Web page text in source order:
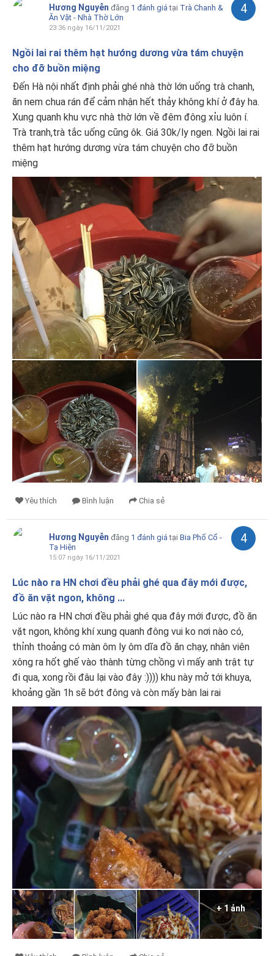
Hương Nguyễn đăng 1 đánh giá tại Trà Chanh &
Ăn Vặt - Nhà Thờ Lớn
23:36 ngày 16/11/2021
4
Ngồi lai rai thêm hạt hướng dương vừa tám chuyện
cho đỡ buồn miệng
Đến Hà nội nhất định phải ghé nhà thờ lớn uống trà chanh,
ăn nem chua rán để cảm nhận hết thảy không khí ở đây ha.
Xung quanh khu vực nhà thờ lớn về đêm đông xỉu luôn í.
Trà tranh,trà tắc uống cũng ôk. Giá 30k/ly ngen. Ngồi lai rai
thêm hạt hướng dương vừa tám chuyện cho đỡ buồn
miệng
Yêu thích Bình luận Chia sẻ
Hương Nguyễn đăng 1 đánh giá tại Bia Phố Cổ -
Tạ Hiện
15:07 ngày 16/11/2021
4
Lúc nào ra HN chơi đều phải ghé qua đây mới được,
đồ ăn vặt ngon, không ...
Lúc nào ra HN chơi đều phải ghé qua đây mới được, đồ ăn
vặt ngon, không khí xung quanh đông vui ko nơi nào có,
thỉnh thoảng có màn ôm ly ôm dĩa đồ ăn chạy, nhân viên
xông ra hốt ghế vào thành từng chồng vì mấy anh trật tự
đi qua, xong rồi đâu lại vào đây :)))) khu này mở tới khuya,
khoảng gần 1h sẽ bớt đông và còn mấy bàn lai rai
+ 1 ảnh